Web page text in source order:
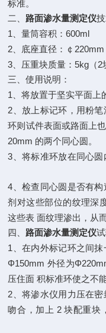
标准。
二、 路面渗水量测定仪
1 、量筒容积：600ml
2 、底座直径：￠ 220mm
3 、压重块质量：5kg （2
三、使用说明：
1 、将放置于坚实平面上
2 、放上标记环，用粉
环则试件表面或路面上
20mm 的两个同心圆。
3 、将标准环放在同心
4 、检查同心圆是否有
剂对这些部位的纹理深
这些表 面纹理渗出，从
四、 路面渗水量测定仪
1 、在内外标记环之间
Φ150mm 外径为
压住面 积标准环使之不
2 、将渗水仪用力压在
吻合，加上 2块配重块